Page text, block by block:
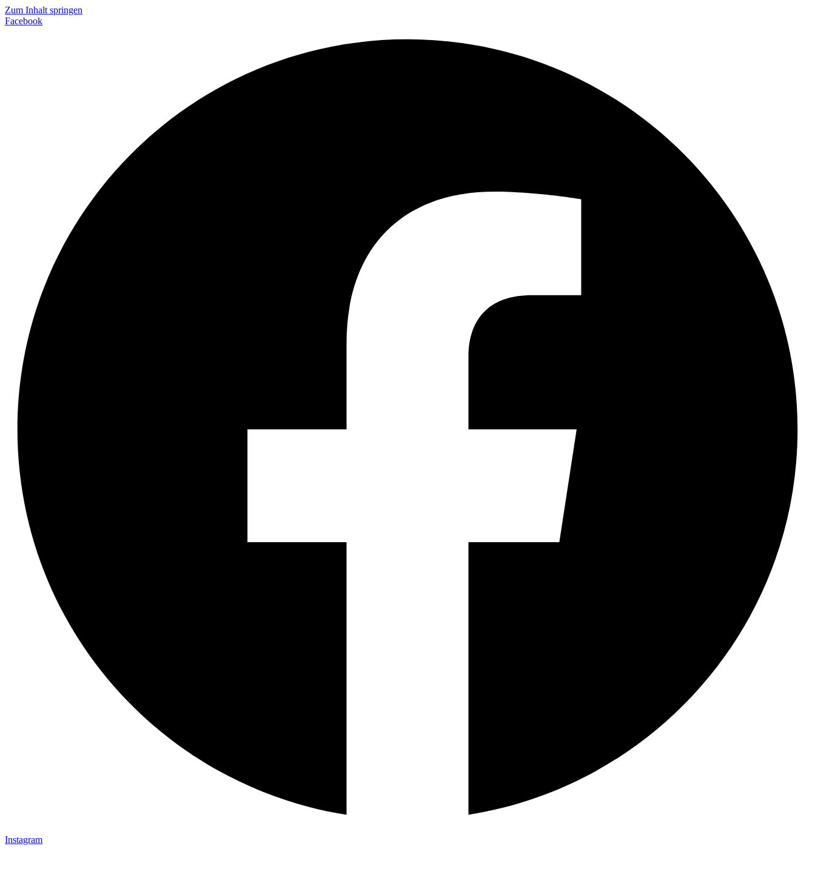
Zum Inhalt springen
Facebook
Instagram